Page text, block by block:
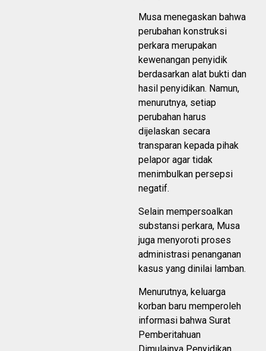
Musa menegaskan bahwa
perubahan konstruksi
perkara merupakan
kewenangan penyidik
berdasarkan alat bukti dan
hasil penyidikan. Namun,
menurutnya, setiap
perubahan harus
dijelaskan secara
transparan kepada pihak
pelapor agar tidak
menimbulkan persepsi
negatif.
Selain mempersoalkan
substansi perkara, Musa
juga menyoroti proses
administrasi penanganan
kasus yang dinilai lamban.
Menurutnya, keluarga
korban baru memperoleh
informasi bahwa Surat
Pemberitahuan
Dimulainya Penyidikan